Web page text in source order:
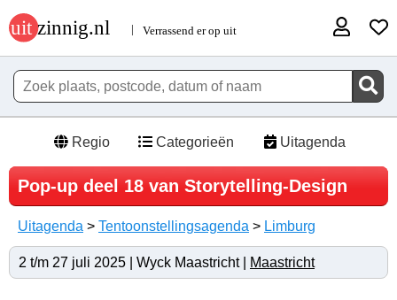
Regio Categorieën Uitagenda
Pop-up deel 18 van Storytelling-Design
Uitagenda > Tentoonstellingsagenda > Limburg
2 t/m 27 juli 2025 | Wyck Maastricht | Maastricht